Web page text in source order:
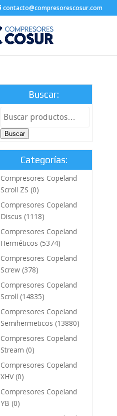
contacto@compresorescosur.com
Buscar:
Buscar
Categorías:
Compresores Copeland
Scroll ZS (0)
Compresores Copeland
Discus (1118)
Compresores Copeland
Herméticos (5374)
Compresores Copeland
Screw (378)
Compresores Copeland
Scroll (14835)
Compresores Copeland
Semihermeticos (13880)
Compresores Copeland
Stream (0)
Compresores Copeland
XHV (0)
Compresores Copeland
YB (0)